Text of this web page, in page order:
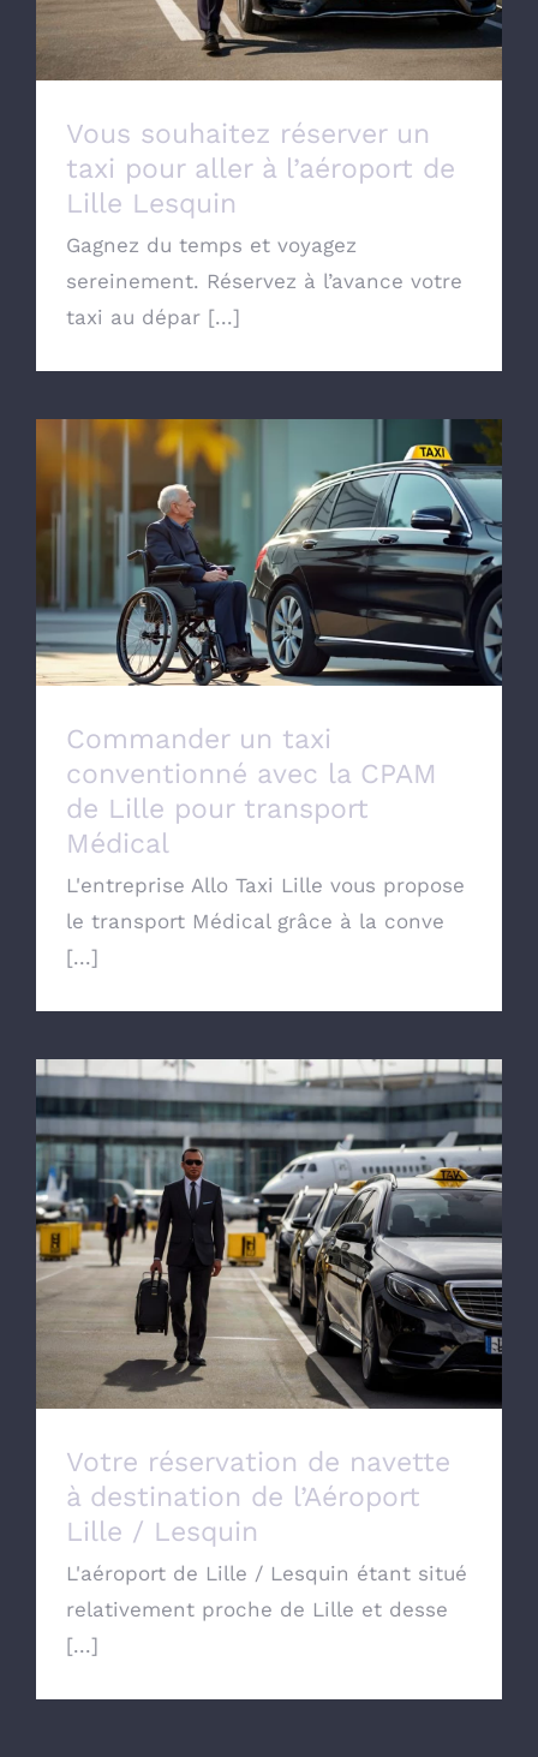
Vous souhaitez réserver un
taxi pour aller à l’aéroport de
Lille Lesquin
Gagnez du temps et voyagez
sereinement. Réservez à l’avance votre
taxi au dépar [...]
Commander un taxi conventionné avec la
CPAM de Lille pour transport Médical
Commander un taxi
conventionné avec la CPAM
de Lille pour transport
Médical
L'entreprise Allo Taxi Lille vous propose
le transport Médical grâce à la conve
[...]
Votre réservation de navette à destination
de l’Aéroport Lille / Lesquin
Votre réservation de navette
à destination de l’Aéroport
Lille / Lesquin
L'aéroport de Lille / Lesquin étant situé
relativement proche de Lille et desse
[...]